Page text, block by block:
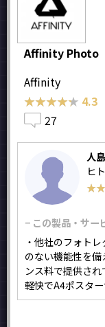
Affinity Photo
Affinity
★★★★★
★★★★★ 4.3
27
人
ヒ
− この製品・サー
・他社のフォト
のない機能性を
ンス料で提供さ
軽快でA4ポスタ